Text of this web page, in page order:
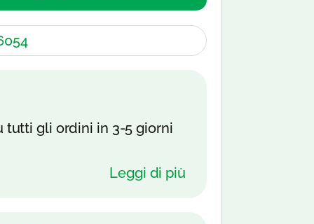
tutti gli ordini in 3-5 giorni
Leggi di più